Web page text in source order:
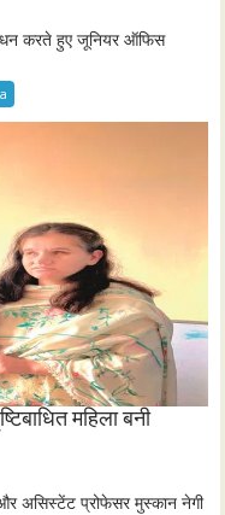
करते हुए जूनियर ऑफिस
महिला बनी
असिस्टेंट प्रोफेसर मुस्कान नेगी